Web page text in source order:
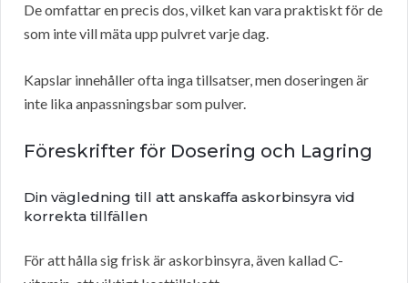
De omfattar en precis dos, vilket kan vara praktiskt för de
som inte vill mäta upp pulvret varje dag.
Kapslar innehåller ofta inga tillsatser, men doseringen är
inte lika anpassningsbar som pulver.
Föreskrifter för Dosering och Lagring
Din vägledning till att anskaffa askorbinsyra vid
korrekta tillfällen
För att hålla sig frisk är askorbinsyra, även kallad C-